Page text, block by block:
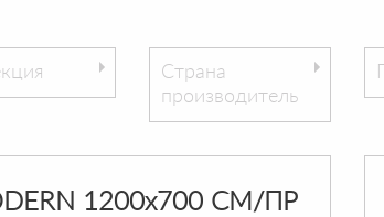
Страна
производитель
1200х700 СМ/ПР